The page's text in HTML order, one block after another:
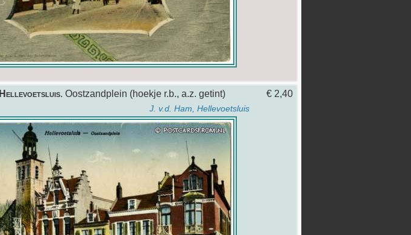
Hellevoetsluis. Oostzandplein (hoekje r.b., a.z. getint)
J. v.d. Ham, Hellevoetsluis
€ 2,40